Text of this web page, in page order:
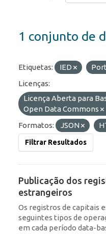
1 conjunto de
Etiquetas: IED
Licenças:
Licença Aberta para
Open Data Commons
Formatos:
JSON
Filtrar Resultados
Publicação dos
estrangeiros
Os registros de capitais
seguintes tipos de
em cada período data-